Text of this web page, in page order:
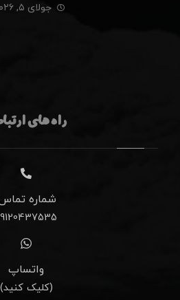
جولای ۵, ۲۰۲۶
راه های
شماره
واتساپ
(کلیک کنید)